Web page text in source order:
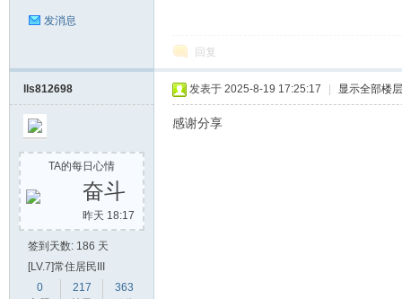
发消息
回复
lls812698
TA的每日心情
奋斗
昨天 18:17
签到天数: 186 天
[LV.7]常住居民III
0
217
363
发表于 2025-8-19 17:25:17 显示全部楼层
感谢分享